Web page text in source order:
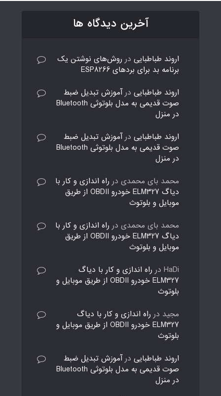
آخرین دیدگاه ها
اروند طباطبایی در روش‌های نوشتن یک
برنامه بد برای بردهای ESP8266
اروند طباطبایی درآموزش تبدیل ضبط
صوت قدیمی به مدل بلوتوثی Bluetooth
در منزل
اروند طباطبایی درآموزش تبدیل ضبط
صوت قدیمی به مدل بلوتوثی Bluetooth
در منزل
محمد بای محمدی در راه اندازی و کار با
دیاگ ELM327 خودرو OBDII از طریق
موبایل و بلوتوث
محمد بای محمدی در راه اندازی و کار با
دیاگ ELM327 خودرو OBDII از طریق
موبایل و بلوتوث
HaDi در راه اندازی و کار با دیاگ
ELM327 خودرو OBDII از طریق موبایل و
بلوتوث
مجید در راه اندازی و کار با دیاگ
ELM327 خودرو OBDII از طریق موبایل و
بلوتوث
اروند طباطبایی درآموزش تبدیل ضبط
صوت قدیمی به مدل بلوتوثی Bluetooth
در منزل